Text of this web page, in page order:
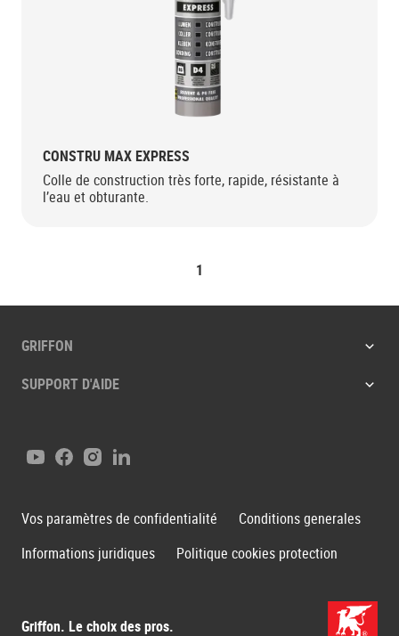
CONSTRU MAX EXPRESS
Colle de construction très forte, rapide, résistante à
l’eau et obturante.
1
GRIFFON
SUPPORT D'AIDE
Griffon. Le choix des pros.
YoutubeFacebook
Instagram
LinkedIn
Vos paramètres de confidentialité
Conditions generales
Informations juridiques
Politique cookies protection